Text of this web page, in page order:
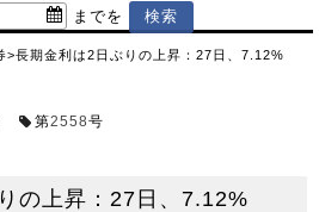
までを
>長期金利は2日ぶりの上昇：27日、7.12%
第2558号
の上昇：27日、7.12%